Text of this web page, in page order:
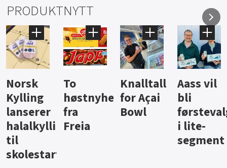
PRODUKTNYTT
Norsk
Kylling
lanserer
halalkyllingpålegg
til
skolestart
To
høstnyheter
fra
Freia
Knalltall
for Açai
Bowl
Aass vil
bli
i lite-
segment